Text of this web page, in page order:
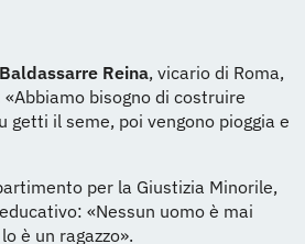
Reina, vicario di Roma,
bisogno di costruire
getti il seme, poi vengono pioggia e
per la Giustizia Minorile,
«Nessun uomo è mai
è un ragazzo».